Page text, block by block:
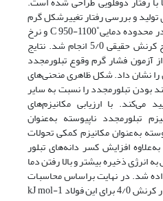
و بررسی رفتار تغییر‌شکل گرم
این فولاد آزمون‌های فشار گرم در محدوده دمایی˚C 950-1100 و نرخ
کرنش‌های s-1001-1/0 تا سطح کرنش حقیقی 5/0 انجام شد. نتایج
آزمون فشار گرم وقوع تبلور‌مجدد
نشان داد. شکل ظاهری منحنی‌های
بودن تبلورمجدد را نسبت به سایر
می‌کند. با ارزیابی مکانیزم‌های
تبلور‌مجدد ناپیوسته به‌عنوان
به‌عنوان مکانیزم کمکی تحولات
افزایش کسر دانه‌های تبلور
انرژی ذخیره بیشتر و بالا رفتن دما
شد. در نهایت براساس محاسبات
بنیادین مقدار انرژی فعالسازی در کرنش 4/0 برای این فولاد kJ mol-1